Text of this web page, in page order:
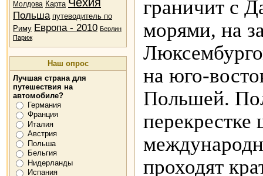
Молдова Карта
Польша путеводитель по
Риму Европа - 2010 Берлин
Париж
Наш опрос
Лучшая страна для
путешествия на
автомобиле?
Германия
Франция
Италия
Австрия
Польша
Бельгия
Нидерланды
Испания
граничит с
морями, на
на юго-
Польшей.
проходят